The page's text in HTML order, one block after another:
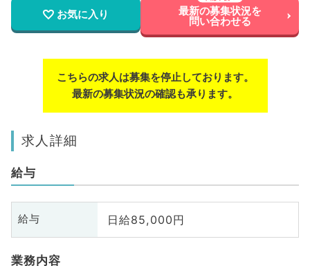
お気に入り 最新の募集状況を
問い合わせる
こちらの求人は募集を停止しております。
最新の募集状況の確認も承ります。
求人詳細
給与
給与 日給85,000円
業務内容